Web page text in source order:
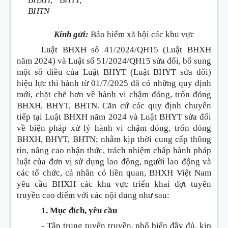
BHTN
Kính gửi: Bảo hiểm xã hội các khu vực
Luật BHXH số 41/2024/QH15 (Luật BHXH
năm 2024) và Luật số 51/2024/QH15 sửa đổi, bổ sung
một số điều của Luật BHYT (Luật BHYT sửa đổi)
hiệu lực thi hành từ 01/7/2025 đã có những quy định
mới, chặt chẽ hơn về hành vi chậm đóng, trốn đóng
BHXH, BHYT, BHTN. Căn cứ các quy định chuyển
tiếp tại Luật BHXH năm 2024 và Luật BHYT sửa đổi
về biện pháp xử lý hành vi chậm đóng, trốn đóng
BHXH, BHYT, BHTN; nhằm kịp thời cung cấp thông
tin, nâng cao nhận thức, trách nhiệm chấp hành pháp
luật của đơn vị sử dụng lao động, người lao động và
các tổ chức, cá nhân có liên quan, BHXH Việt Nam
yêu cầu BHXH các khu vực triển khai đợt tuyên
truyền cao điểm với các nội dung như sau:
1. Mục đích, yêu cầu
- Tập trung tuyên truyền, phổ biến đầy đủ, kịp